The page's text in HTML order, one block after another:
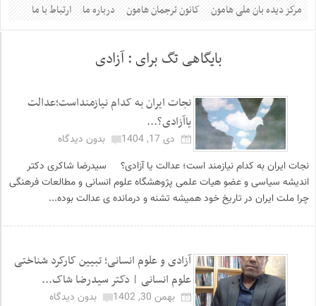
مرکز دیده بان ملی هامون
کانون ترجمان هامون درباره ما ارتباط با ما
بایگاهی تگ برای : آزادی
نجات ایران به کدام نیازمنداست؛عدالت
یاآزادی؟...
دی 17, 1404
بدون دیدگاه
نجات ایران به کدام نیازمند است؛ عدالت یا آزادی؟ سیدرضا شاکری دکتر
اندیشه سیاسی و عضو هیات علمی پژوهشگاه علوم انسانی و مطالعات فرهنگی
چرا ملت ایران در تاریخ خود همیشه تشنه و درمانده ی عدالت بوده...
آزادی و علوم انسانی؛ تبیین کارکرد شناختی
علوم انسانی | دکتر سیدرضا شاک...
بهمن 30, 1402
بدون دیدگاه